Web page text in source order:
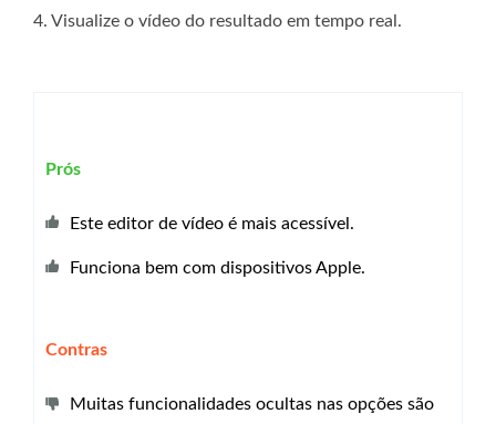
4. Visualize o vídeo do resultado em tempo real.
Prós
Este editor de vídeo é mais acessível.
Funciona bem com dispositivos Apple.
Contras
Muitas funcionalidades ocultas nas opções são